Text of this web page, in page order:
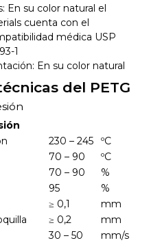
En su color natural el
cuenta con el
médica USP
1
En su color natural
del PETG
230 – 245
ºC
70 – 90
ºC
70 – 90
%
95
%
≥ 0,1
mm
≥ 0,2
mm
30 – 50 mm/s